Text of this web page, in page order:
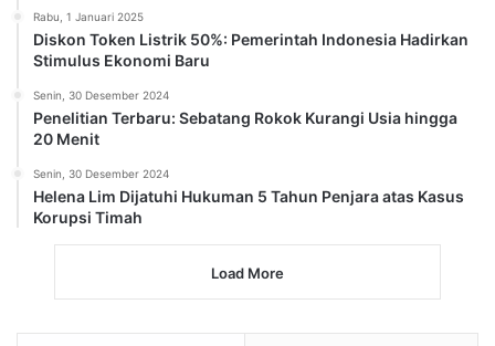
Rabu, 1 Januari 2025
Diskon Token Listrik 50%: Pemerintah Indonesia Hadirkan
Stimulus Ekonomi Baru
Senin, 30 Desember 2024
Penelitian Terbaru: Sebatang Rokok Kurangi Usia hingga
20 Menit
Senin, 30 Desember 2024
Helena Lim Dijatuhi Hukuman 5 Tahun Penjara atas Kasus
Korupsi Timah
Load More